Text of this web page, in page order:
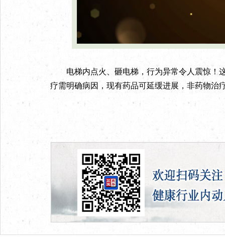
电梯内点火、砸电梯，行为异常令人震惊！
疗需明确病因，现有药品可延缓进展，非药物治